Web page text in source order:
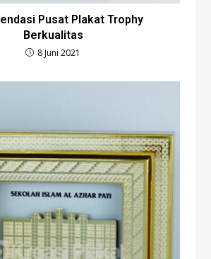
Pusat Plakat Trophy
Berkualitas
8 Juni 2021